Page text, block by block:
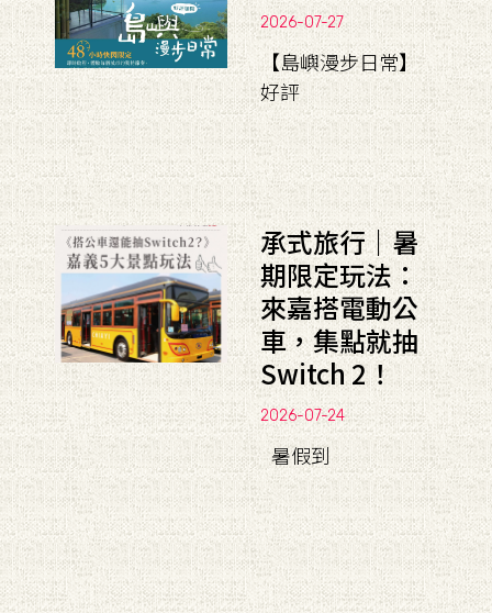
2026-07-27
【島嶼漫步日常】
好評
承式旅行｜暑
期限定玩法：
來嘉搭電動公
車，集點就抽
Switch 2！
2026-07-24
暑假到